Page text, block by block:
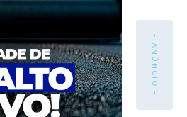
- ANÚNCIO -